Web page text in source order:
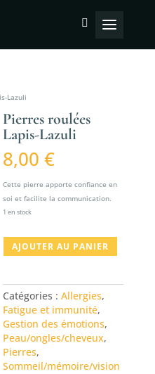
Lazuli
Pierres roulées
Lapis-Lazuli
8,00€
Cette pierre apporte confiance en
soi et facilite la communication.
1 en stock
quantité
de
roulées
Lapis-
Lazuli
AJOUTER AU PANIER
Catégories :Allergies,
Fatigue et immunité,
Gestion des émotions,
Peau/ongles/cheveux,
Pierres,
Sommeil/mémoire/vision